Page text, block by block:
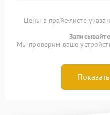
Цены в прайс-листе
Мы проверим ваше